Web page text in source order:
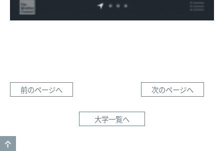
前のページへ 次のページへ
大学一覧へ